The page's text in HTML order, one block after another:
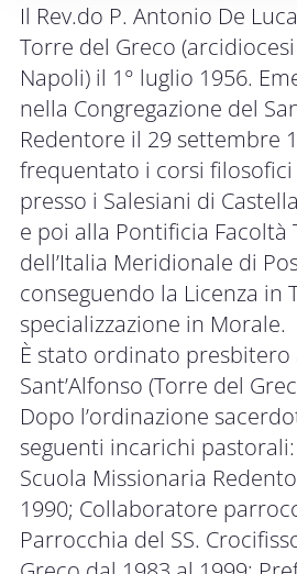
Il Rev.do P. Antonio De
Torre del Greco
Napoli) il 1° luglio 1956.
nella Congregazione del
Redentore il 29 settembre
frequentato i corsi
presso i Salesiani di
e poi alla Pontificia Facoltà
dell’Italia Meridionale di
conseguendo la Licenza in
specializzazione in Morale.
È stato ordinato presbitero
Sant’Alfonso (Torre del
Dopo l’ordinazione
seguenti incarichi
Scuola Missionaria
1990; Collaboratore
Parrocchia del SS.